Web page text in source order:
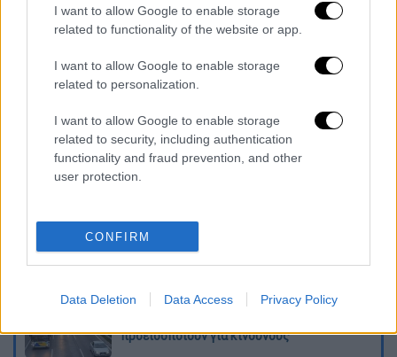
I want to allow Google to enable storage
related to functionality of the website or app.
I want to allow Google to enable storage
related to personalization.
I want to allow Google to enable storage
related to security, including authentication
functionality and fraud prevention, and other
user protection.
CONFIRM
Data Deletion Data Access Privacy Policy
καταχώρηση
Τα «γεράκια» της Ψάθας: Έσωσαν από τη
μεγάλη φωτιά τη γειτονιά που κάποτε τους
έδιωχνε - «Πέρασε όλη η ζωή μπροστά μου»
Κυνήγι χρόνου στα λεωφορεία: Οδηγοί
προειδοποιούν για κινδύνους